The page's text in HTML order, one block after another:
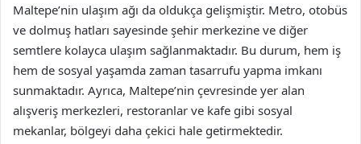
Maltepe’nin ulaşım ağı da oldukça gelişmiştir. Metro, otobüs
ve dolmuş hatları sayesinde şehir merkezine ve diğer
semtlere kolayca ulaşım sağlanmaktadır. Bu durum, hem iş
hem de sosyal yaşamda zaman tasarrufu yapma imkanı
sunmaktadır. Ayrıca, Maltepe’nin çevresinde yer alan
alışveriş merkezleri, restoranlar ve kafe gibi sosyal
mekanlar, bölgeyi daha çekici hale getirmektedir.